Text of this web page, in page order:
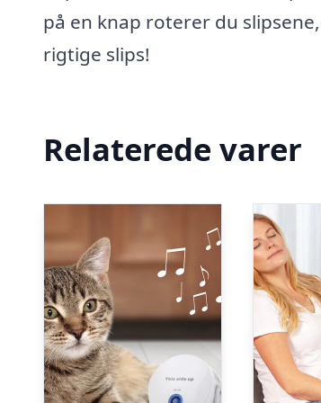
på en knap roterer du
rigtige slips!
Relaterede varer